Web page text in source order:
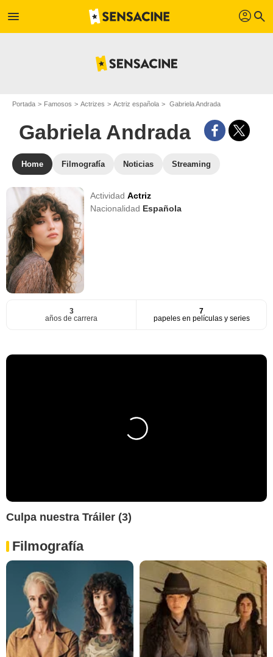
menu profil search
Portada Famosos Actrizes Actriz española Gabriela Andrada
Gabriela Andrada
Home Filmografía Noticias Streaming
ActividadActriz
Nacionalidad Española
3
años de carrera
7
papeles en películas y series
Culpa nuestra Tráiler (3)
Filmografía